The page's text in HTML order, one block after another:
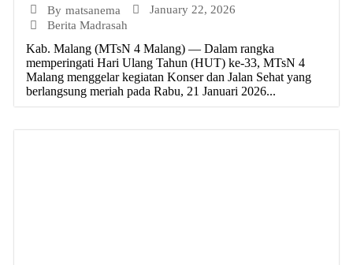
By matsanema
January 22, 2026
Berita Madrasah
Kab. Malang (MTsN 4 Malang) — Dalam rangka
memperingati Hari Ulang Tahun (HUT) ke-33, MTsN 4
Malang menggelar kegiatan Konser dan Jalan Sehat yang
berlangsung meriah pada Rabu, 21 Januari 2026...